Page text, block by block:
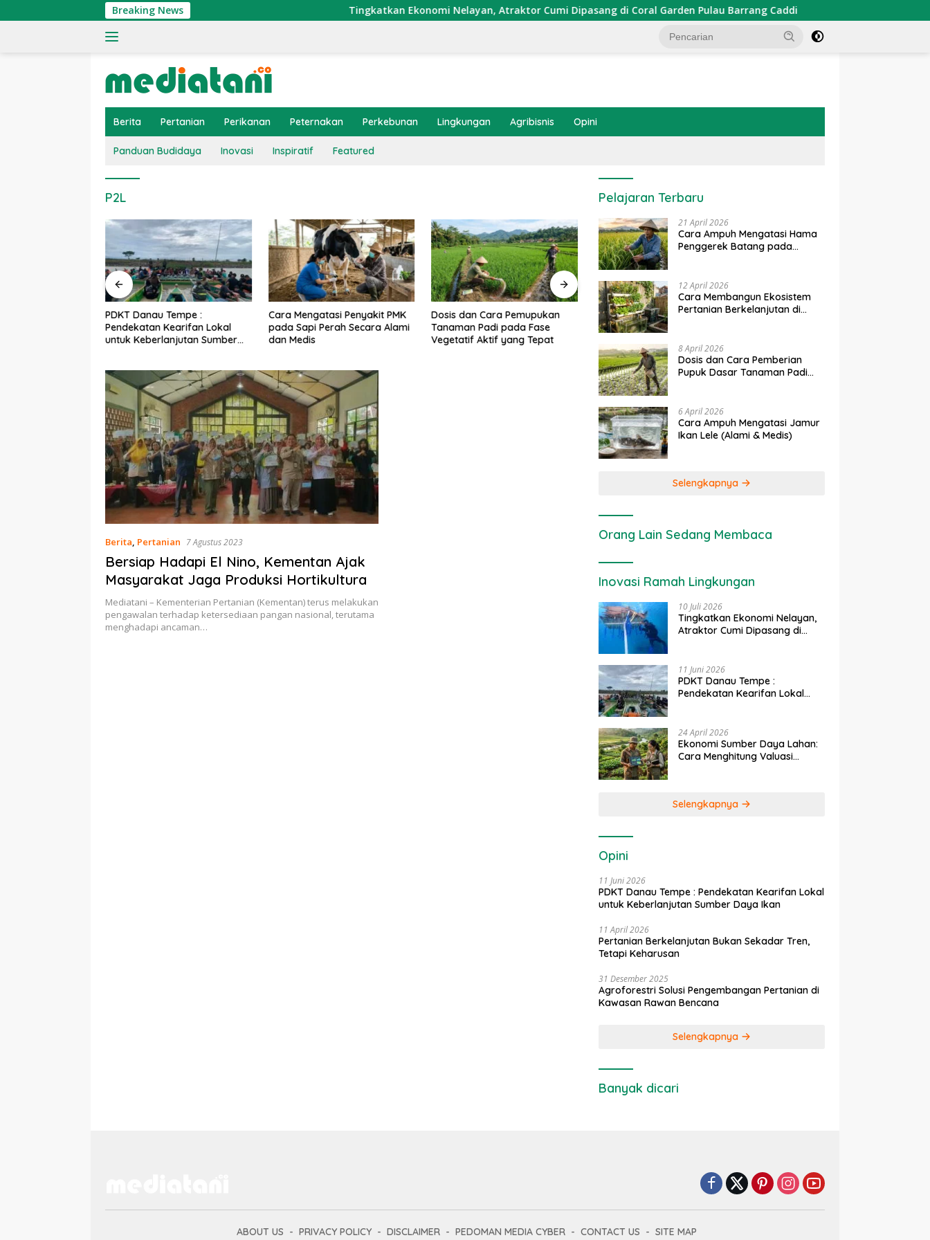
ke
Breaking News Tingkatkan Ekonomi Nelayan, Atraktor Cumi Dipasang di Coral Garden Pulau Barrang Caddi
Berita Pertanian Perikanan Peternakan Perkebunan Lingkungan Agribisnis Opini
Panduan Budidaya Inovasi Inspiratif Featured
P2L
PDKT Danau Tempe :
Pendekatan Kearifan Lokal
untuk Keberlanjutan Sumber
Cara Mengatasi Penyakit PMK
pada Sapi Perah Secara Alami
dan Medis
Dosis dan Cara Pemupukan
Tanaman Padi pada Fase
Vegetatif Aktif yang Tepat
Penerapan IoT dalam
Pertanian Modern di Indonesia
Ekonomi Sumber Daya Lahan:
Berita, Pertanian 7 Agustus 2023
Bersiap Hadapi El Nino, Kementan Ajak
Masyarakat Jaga Produksi Hortikultura
Mediatani – Kementerian Pertanian (Kementan) terus melakukan
pengawalan terhadap ketersediaan pangan nasional, terutama
menghadapi ancaman…
Pelajaran Terbaru
21 April 2026
Cara Ampuh Mengatasi Hama
Penggerek Batang pada
12 April 2026
Cara Membangun Ekosistem
Pertanian Berkelanjutan di
8 April 2026
Dosis dan Cara Pemberian
Pupuk Dasar Tanaman Padi
6 April 2026
Cara Ampuh Mengatasi Jamur
Ikan Lele (Alami & Medis)
Selengkapnya
Orang Lain Sedang Membaca
Inovasi Ramah Lingkungan
10 Juli 2026
Tingkatkan Ekonomi Nelayan,
Atraktor Cumi Dipasang di
11 Juni 2026
PDKT Danau Tempe :
Pendekatan Kearifan Lokal
24 April 2026
Ekonomi Sumber Daya Lahan:
Cara Menghitung Valuasi
Selengkapnya
Opini
11 Juni 2026
PDKT Danau Tempe : Pendekatan Kearifan Lokal
untuk Keberlanjutan Sumber Daya Ikan
11 April 2026
Pertanian Berkelanjutan Bukan Sekadar Tren,
Tetapi Keharusan
31 Desember 2025
Agroforestri Solusi Pengembangan Pertanian di
Kawasan Rawan Bencana
Selengkapnya
Banyak dicari
ABOUT US PRIVACY POLICY DISCLAIMER PEDOMAN MEDIA CYBER CONTACT US SITE MAP